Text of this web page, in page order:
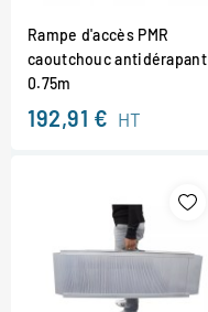
Rampe d'accès PMR
caoutchouc antidérapant
0.75m
192,91 € HT